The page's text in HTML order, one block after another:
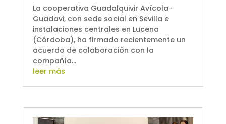
La cooperativa Guadalquivir Avícola-
Guadavi, con sede social en Sevilla e
instalaciones centrales en Lucena
(Córdoba), ha firmado recientemente un
acuerdo de colaboración con la
compañía...
leer más